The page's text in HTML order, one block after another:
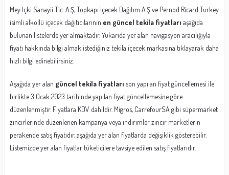
Mey İçki Sanayii Tic. A.Ş, Topkapı İçecek Dağıtım A.Ş ve Pernod Ricard Turkey
isimli alkollü içecek dağıtıcılarının en güncel tekila fiyatları aşağıda
bulunan listelerde yer almaktadır. Yukarıda yer alan navigasyon aracılığıyla
fiyatı hakkında bilgi almak istediğiniz tekila içecek markasına tıklayarak daha
hızlı bilgi edinebilirsiniz.
Aşağıda yer alan güncel tekila fiyatları son yapılan fiyat güncellemesi ile
birlikte 3 Ocak 2023 tarihinde yapılan fiyat güncellemesine göre
düzenlenmiştir. Fiyatlara KDV dahildir. Migros, CarrefourSA gibi süpermarket
zincirlerinde düzenlenen kampanya veya indirimler zincir marketlerin
perakende satış fiyatıdır, aşağıda yer alan fiyatlarda değişiklik gösterebilir.
Listemizde yer alan fiyatlar tüketicilere tavsiye edilen satış fiyatlarıdır.